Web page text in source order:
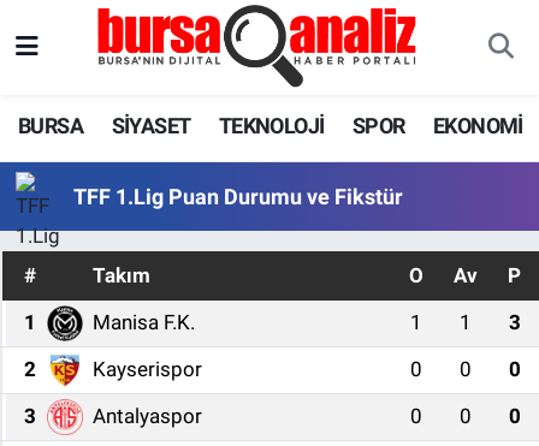
BURSA SİYASET TEKNOLOJİ SPOR EKONOMİ
TFF 1.Lig Puan Durumu ve Fikstür
# Takım O Av
P
1
Manisa F.K. 1 1
3
2
Kayserispor 0 0
0
3
Antalyaspor 0 0
0
TEKNOLOJİ
SPOR
EKONOMİ
SAĞLIK
Trafik Durumu
Süper Lig Puan Durumu ve Fikstür
Tüm Manşetler
Son Dakika Haberleri